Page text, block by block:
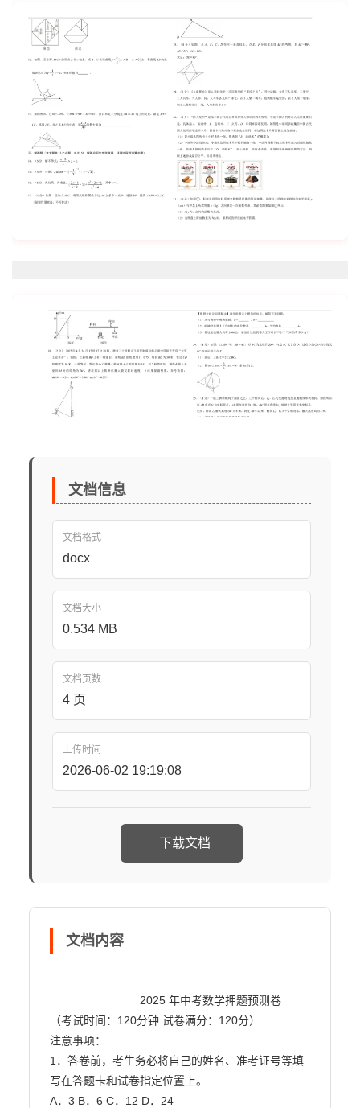
文档信息
文档格式
docx
文档大小
0.534 MB
文档页数
4 页
上传时间
2026-06-02 19:19:08
下载文档
文档内容
（考试时间：120分钟 试卷满分：120分）
注意事项：
1．答卷前，考生务必将自己的姓名、准考证号等填
写在答题卡和试卷指定位置上。
A．3 B．6 C．12 D．24